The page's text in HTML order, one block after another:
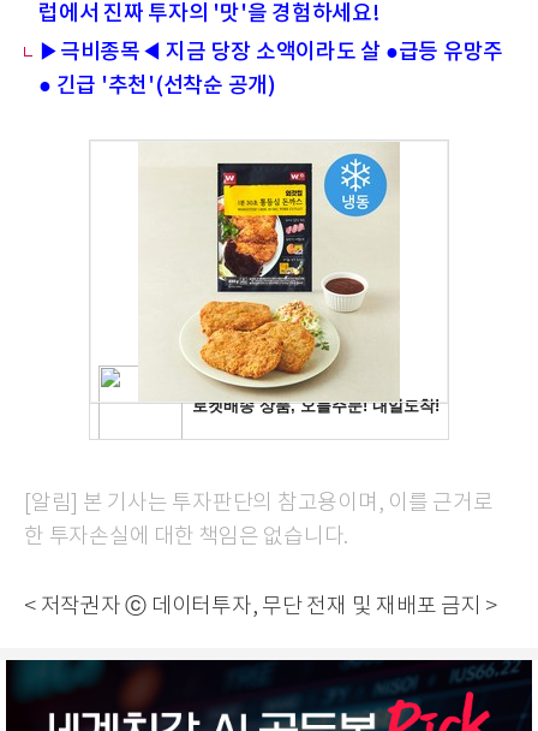
럽에서 진짜 투자의 '맛'을 경험하세요!
▶극비종목◀ 지금 당장 소액이라도 살 ●급등 유망주
● 긴급 '추천'(선착순 공개)
[알림] 본 기사는 투자판단의 참고용이며, 이를 근거로
한 투자손실에 대한 책임은 없습니다.
< 저작권자 ⓒ 데이터투자, 무단 전재 및 재배포 금지 >